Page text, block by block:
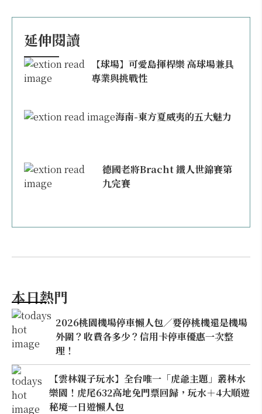
延伸閱讀
【球場】可愛島揮桿樂 高球場兼具
專業與挑戰性
海南-東方夏威夷的五大魅力
德國老將Bracht 鐵人世錦賽第
九完賽
本日熱門
2026桃園機場停車懶人包／要停桃機還是機場
外圍？收費各多少？信用卡停車優惠一次整
理！
【雲林親子玩水】全台唯一「虎爺主題」叢林水
樂園！虎尾632高地免門票回歸，玩水＋4大順遊
秘境一日遊懶人包